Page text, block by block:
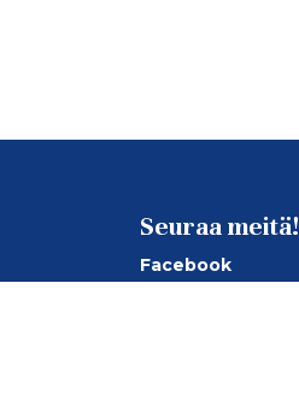
Seuraa meitä!
Facebook